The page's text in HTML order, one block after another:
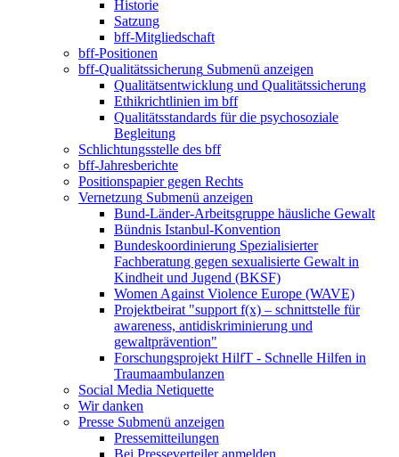
Historie
Satzung
bff-Mitgliedschaft
bff-Positionen
bff-Qualitätssicherung Submenü anzeigen
Qualitätsentwicklung und Qualitätssicherung
Ethikrichtlinien im bff
Qualitätsstandards für die psychosoziale
Begleitung
Schlichtungsstelle des bff
bff-Jahresberichte
Positionspapier gegen Rechts
Vernetzung Submenü anzeigen
Bund-Länder-Arbeitsgruppe häusliche Gewalt
Bündnis Istanbul-Konvention
Bundeskoordinierung Spezialisierter
Fachberatung gegen sexualisierte Gewalt in
Kindheit und Jugend (BKSF)
Women Against Violence Europe (WAVE)
Projektbeirat "support f(x) – schnittstelle für
awareness, antidiskriminierung und
gewaltprävention"
Forschungsprojekt HilfT - Schnelle Hilfen in
Traumaambulanzen
Social Media Netiquette
Wir danken
Presse Submenü anzeigen
Pressemitteilungen
Bei Presseverteiler anmelden